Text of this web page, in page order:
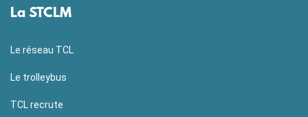
La STCLM
Le réseau TCL
Le trolleybus
TCL recrute